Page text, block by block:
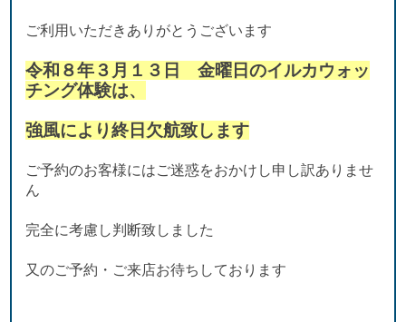
ご利用いただきありがとうございます
令和８年３月１３日 金曜日のイルカウォッ
チング体験は、
強風により終日欠航致します
ご予約のお客様にはご迷惑をおかけし申し訳ありませ
ん
完全に考慮し判断致しました
又のご予約・ご来店お待ちしております